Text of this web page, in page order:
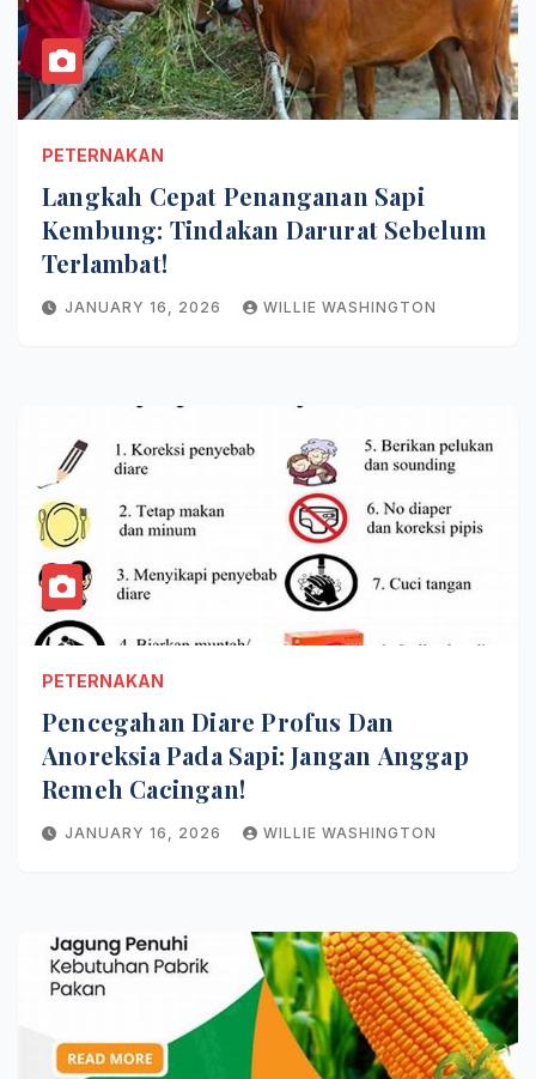
PETERNAKAN
Langkah Cepat Penanganan Sapi
Kembung: Tindakan Darurat Sebelum
Terlambat!
JANUARY 16, 2026 WILLIE WASHINGTON
PETERNAKAN
Pencegahan Diare Profus Dan
Anoreksia Pada Sapi: Jangan Anggap
Remeh Cacingan!
JANUARY 16, 2026 WILLIE WASHINGTON